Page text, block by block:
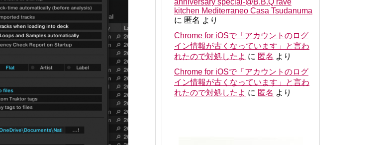
anniversary special-@B.B.Q rave
kitchen Mediterraneo Casa Tsudanuma
に 匿名 より
Chrome for iOSで「アカウントのログ
イン情報が古くなっています」と言わ
れたので対処したよ に 匿名 より
Chrome for iOSで「アカウントのログ
イン情報が古くなっています」と言わ
れたので対処したよ に 匿名 より